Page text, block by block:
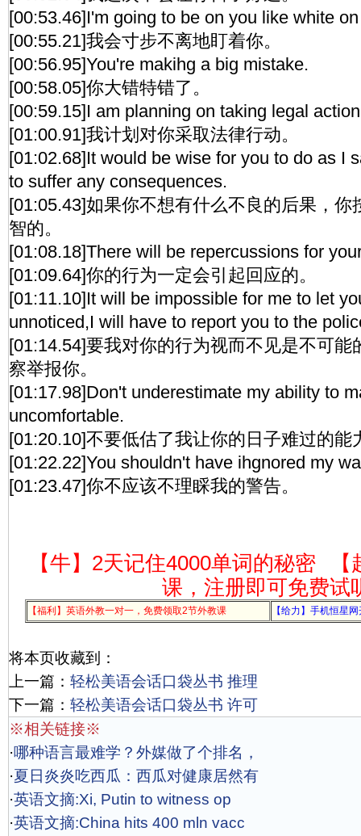
[00:53.46]I'm going to be on you like white
[00:55.21]我会寸步不离地盯着你。
[00:56.95]You're makihg a big mistake.
[00:58.05]你大错特错了。
[00:59.15]I am planning on taking legal
[01:00.91]我计划对你采取法律行动。
[01:02.68]It would be wise for you to do as I
to suffer any consequences.
[01:05.43]如果你不想有什么不良的后果，你
智的。
[01:08.18]There will be repercussions for
[01:09.64]你的行为一定会引起回应的。
[01:11.10]It will be impossible for me to let
unnoticed,I will have to report you to the
[01:14.54]要我对你的行为视而不见是不可能
察举报你。
[01:17.98]Don't underestimate my ability to
uncomfortable.
[01:20.10]不要低估了我让你的日子难过的能
[01:22.22]You shouldn't have ihgnored my
[01:23.47]你不应该不理睬我的警告。
【牛】2天记住4000单词的秘密
课，注册即可免费试
【福利】英语外教一对一，免费领取2节外教课 【给力】手机恒星
将本页收藏到：
上一篇： 轻松美语会话口袋丛书 推理
下一篇： 轻松美语会话口袋丛书 许可
※相关链接※
·哪种语言最难学？外媒做了个排名，
·夏日炎炎吃西瓜：西瓜对健康居然有
·英语文摘:Xi, Putin to witness op
·英语文摘:China hits 400 mln vacc